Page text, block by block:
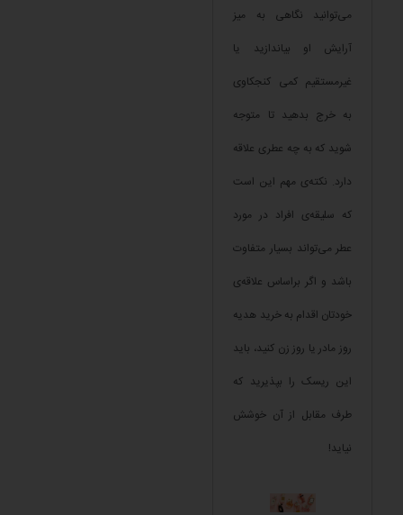
می‌توانید نگاهی به میز
آرایش او بیاندازید یا
غیرمستقیم کمی کنجکاوی
به خرج بدهید تا متوجه
شوید که به چه عطری علاقه
دارد. نکته‌ی مهم این است
که سلیقه‌ی افراد در مورد
عطر می‌تواند بسیار متفاوت
باشد و اگر براساس علاقه‌ی
خودتان اقدام به خرید هدیه
روز مادر یا روز زن کنید، باید
این ریسک را بپذیرید که
طرف مقابل از آن خوشش
نیاید!